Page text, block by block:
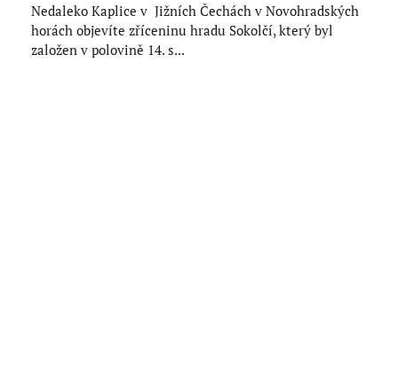
Nedaleko Kaplice v Jižních Čechách v Novohradských
horách objevíte zříceninu hradu Sokolčí, který byl
založen v polovině 14. s...